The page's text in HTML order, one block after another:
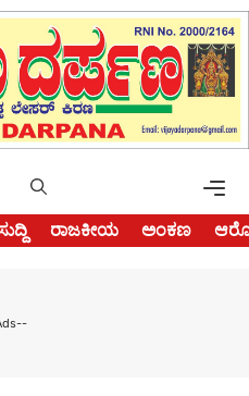
ರಾಜಕೀಯ ಅಂಕಣ